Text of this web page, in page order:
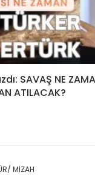
SAVAŞ NE
ATILACAK?
MİZAH